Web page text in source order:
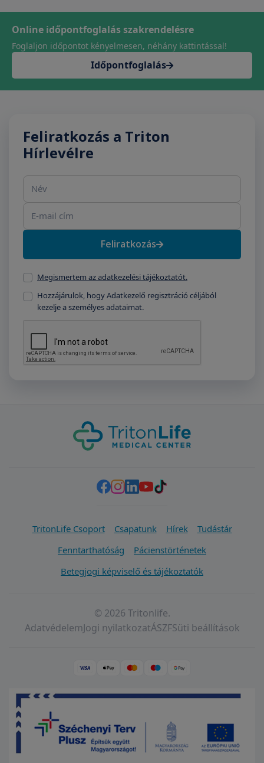
Online időpontfoglalás szakrendelésre
Foglaljon időpontot kényelmesen, néhány kattintással!
Időpontfoglalás
Feliratkozás a Triton
Hírlevélre
Név
E-mail cím
Feliratkozás
Megismertem az adatkezelési tájékoztatót.
Hozzájárulok, hogy Adatkezelő regisztráció céljából
kezelje a személyes adataimat.
TritonLife Csoport Csapatunk Hírek
Tudástár
Fenntarthatóság
Pácienstörténetek
Betegjogi képviselő és tájékoztatók
© 2026 Tritonlife.
AdatvédelemJogi nyilatkozatÁSZFSüti beállítások